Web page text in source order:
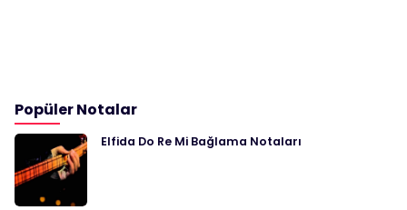
Popüler Notalar
Elfida Do Re Mi Bağlama Notaları